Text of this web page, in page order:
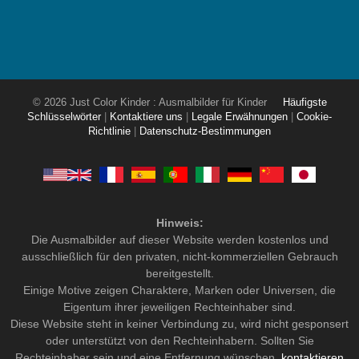
© 2026 Just Color Kinder : Ausmalbilder für Kinder
Häufigste
Schlüsselwörter
Kontaktiere uns Legale Erwähnungen
Cookie-
Richtlinie
Datenschutz-Bestimmungen
Hinweis:
Die Ausmalbilder auf dieser Website werden kostenlos und
ausschließlich für den privaten, nicht-kommerziellen Gebrauch
bereitgestellt.
Einige Motive zeigen Charaktere, Marken oder Universen, die
Eigentum ihrer jeweiligen Rechteinhaber sind.
Diese Website steht in keiner Verbindung zu, wird nicht gesponsert
oder unterstützt von den Rechteinhabern. Sollten Sie